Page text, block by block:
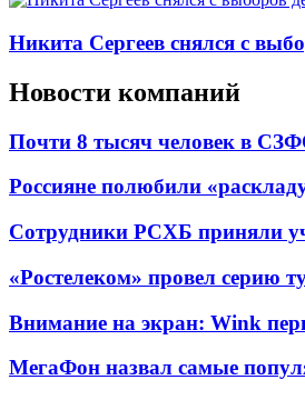
Никита Сергеев снялся с
Новости компаний
Почти 8 тысяч человек в
Россияне полюбили
Сотрудники РСХБ приняли
«Ростелеком» провел серию
Внимание на экран: Wink
МегаФон назвал самые